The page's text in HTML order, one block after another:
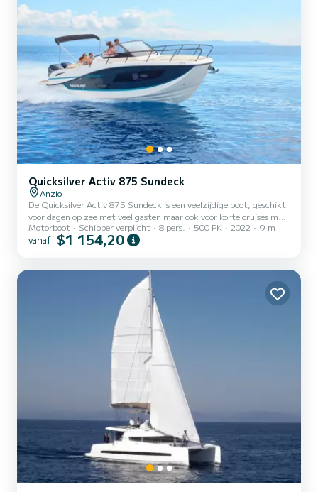
Quicksilver Activ 875 Sundeck
Anzio
De Quicksilver Activ 875 Sundeck is een veelzijdige boot, geschikt
voor dagen op zee met veel gasten maar ook voor korte cruises met
het gezin, met een goede balans tussen leefbaarheid aan boord en
prestaties. Het sterke punt is het grootste zonnedek in zijn klasse.
geconfigureerd als ontspanningsruimte. Tijdens uitstapjes, als de
zee het toelaat, kunnen activiteiten zoals wakeboard...
Motorboot Schipper verplicht 8 pers. 500 PK 2022 9 m
vanaf $1 154,20